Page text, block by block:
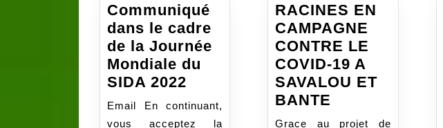
Communiqué
dans le cadre
de la Journée
Mondiale du
SIDA 2022 Communiqué
dans
Email En continuant,
vous acceptez la
RACINES EN
CAMPAGNE
CONTRE LE
COVID-19 A
SAVALOU ET
BANTE
Grace au projet de